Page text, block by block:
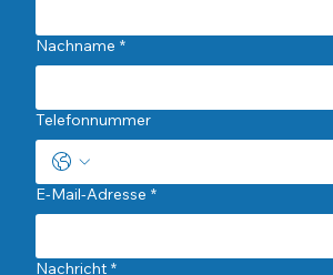
Nachname *
Telefonnummer
E-Mail-Adresse *
Nachricht *